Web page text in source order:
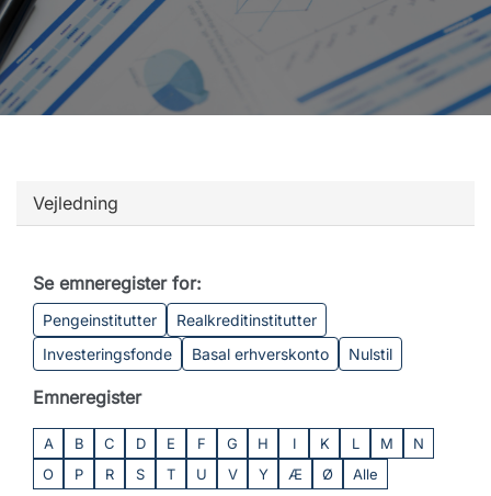
Vejledning
Se emneregister for:
Pengeinstitutter
Realkreditinstitutter
Investeringsfonde
Basal erhverskonto Nulstil
Emneregister
A B C D E F G H I K L M
N
O
P R S T U V Y Æ Ø Alle